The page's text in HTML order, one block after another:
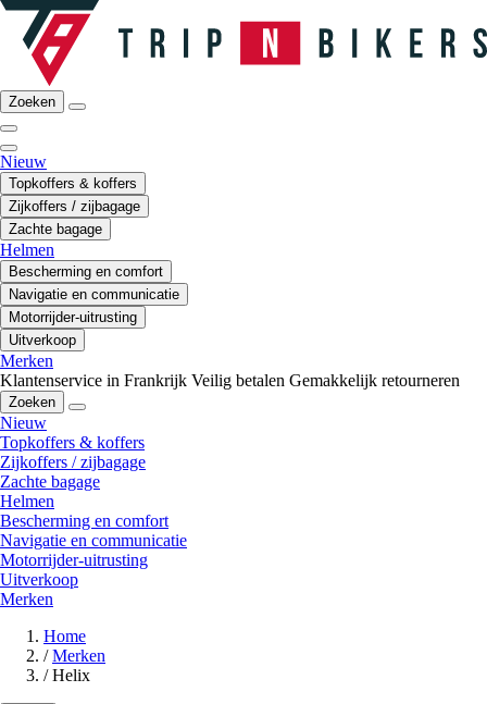
Zoeken
Nieuw
Topkoffers & koffers
Zijkoffers / zijbagage
Zachte bagage
Helmen
Bescherming en comfort
Navigatie en communicatie
Motorrijder-uitrusting
Uitverkoop
Merken
Klantenservice in Frankrijk Veilig betalen Gemakkelijk retourneren
Zoeken
Nieuw
Topkoffers & koffers
Zijkoffers / zijbagage
Zachte bagage
Helmen
Bescherming en comfort
Navigatie en communicatie
Motorrijder-uitrusting
Uitverkoop
Merken
Home
/ Merken
/ Helix